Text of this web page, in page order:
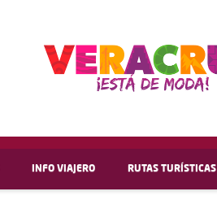
INFO VIAJERO RUTAS TURÍSTICAS